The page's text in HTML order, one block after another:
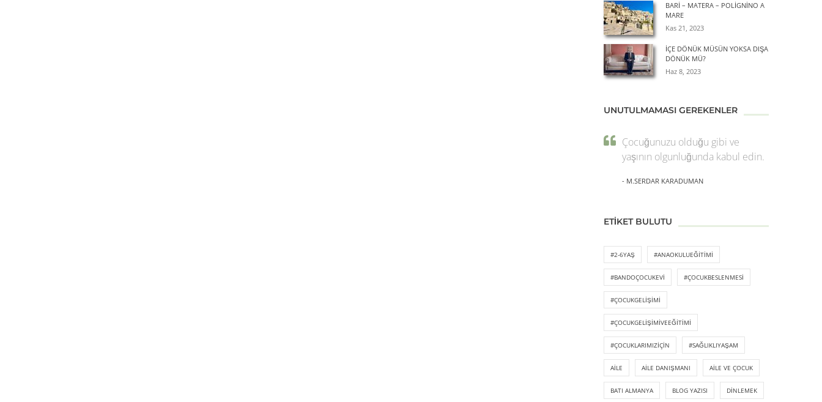
BARİ – MATERA – POLİGNİNO A
MARE
Kas 21, 2023
İÇE DÖNÜK MÜSÜN YOKSA DIŞA
DÖNÜK MÜ?
Haz 8, 2023
UNUTULMAMASI GEREKENLER
Çocuğunuzu olduğu gibi ve
yaşının olgunluğunda kabul edin.
- M.SERDAR KARADUMAN
ETIKET BULUTU
#2-6YAŞ #ANAOKULUEĞITIMI
#BANDOÇOCUKEVI #ÇOCUKBESLENMESI
#ÇOCUKGELIŞIMI
#ÇOCUKGELIŞIMIVEEĞITIMI
#ÇOCUKLARIMIZIÇIN #SAĞLIKLIYAŞAM
AILE AILE DANIŞMANI AILE VE ÇOCUK
BATI ALMANYA BLOG YAZISI DINLEMEK